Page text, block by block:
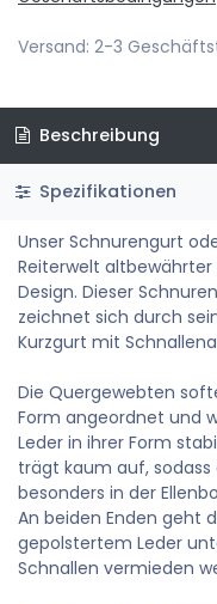
Versand: 2-3
Beschreibung
Spezifikationen
Unser Schnurengurt
Reiterwelt
Design. Dieser
zeichnet sich durch
Kurzgurt mit
Die Quergewebten
Form angeordnet und
Leder in ihrer Form
trägt kaum auf, sodass
besonders in der
An beiden Enden geht
gepolstertem Leder
Schnallen vermieden